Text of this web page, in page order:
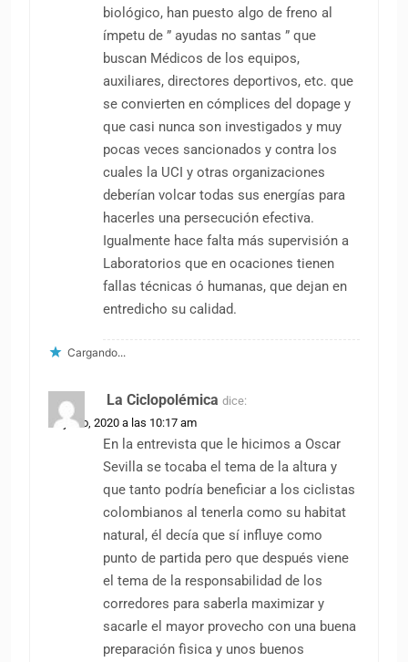
biológico, han puesto algo de freno al
ímpetu de ” ayudas no santas ” que
buscan Médicos de los equipos,
auxiliares, directores deportivos, etc. que
se convierten en cómplices del dopage y
que casi nunca son investigados y muy
pocas veces sancionados y contra los
cuales la UCI y otras organizaciones
deberían volcar todas sus energías para
hacerles una persecución efectiva.
Igualmente hace falta más supervisión a
Laboratorios que en ocaciones tienen
fallas técnicas ó humanas, que dejan en
entredicho su calidad.
Cargando...
La Ciclopolémica dice:
22 junio, 2020 a las 10:17 am
En la entrevista que le hicimos a Oscar
Sevilla se tocaba el tema de la altura y
que tanto podría beneficiar a los ciclistas
colombianos al tenerla como su habitat
natural, él decía que sí influye como
punto de partida pero que después viene
el tema de la responsabilidad de los
corredores para saberla maximizar y
sacarle el mayor provecho con una buena
preparación fìsica y unos buenos